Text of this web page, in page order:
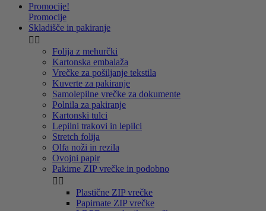
Promocije!
Promocije
Skladišče in pakiranje
 
Folija z mehurčki
Kartonska embalaža
Vrečke za pošiljanje tekstila
Kuverte za pakiranje
Samolepilne vrečke za dokumente
Polnila za pakiranje
Kartonski tulci
Lepilni trakovi in lepilci
Stretch folija
Olfa noži in rezila
Ovojni papir
Pakirne ZIP vrečke in podobno
 
Plastične ZIP vrečke
Papirnate ZIP vrečke